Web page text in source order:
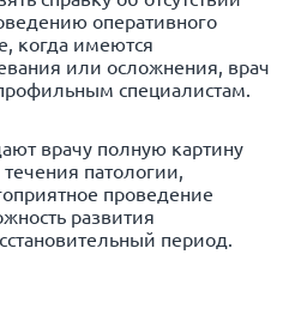
оперативного
когда имеются
или осложнения, врач
специалистам.
врачу полную картину
патологии,
проведение
развития
период.